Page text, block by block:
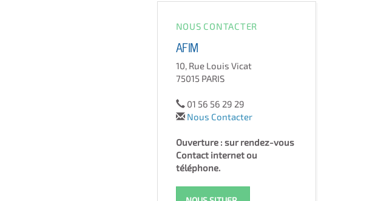
NOUS CONTACTER
AFIM
10, Rue Louis Vicat
75015 PARIS
01 56 56 29 29
Nous Contacter
Ouverture : sur rendez-vous
Contact internet ou
téléphone.